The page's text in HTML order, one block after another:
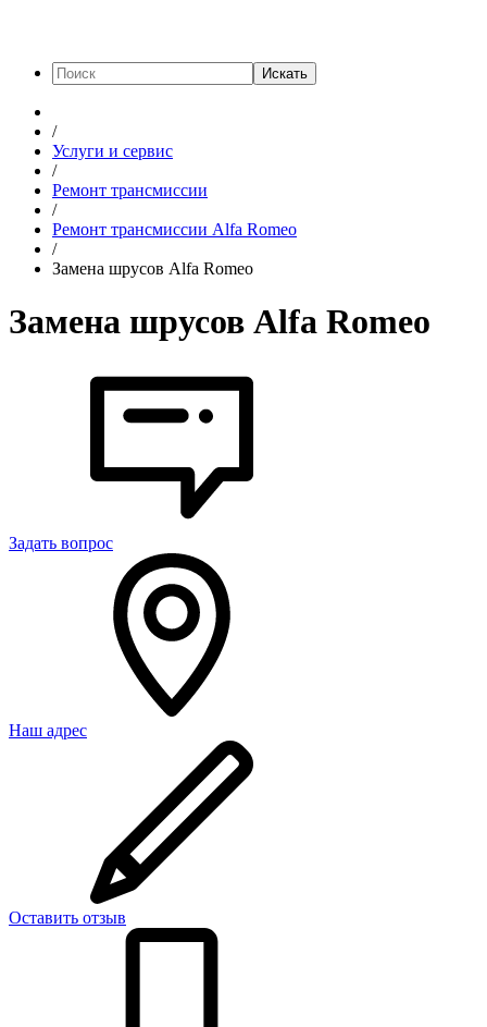
Искать
/
Услуги и сервис
/
Ремонт трансмиссии
/
Ремонт трансмиссии Alfa Romeo
/
Замена шрусов Alfa Romeo
Замена шрусов Alfa Romeo
Задать вопрос
Наш адрес
Оставить отзыв